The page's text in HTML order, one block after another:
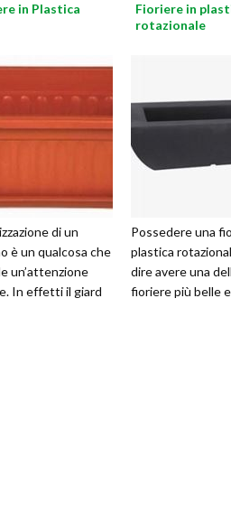
in Plastica
di un
è un qualcosa che
un’attenzione
In effetti il giard
Fioriere in
rotazionale
Possedere una
plastica
dire avere una
fioriere più belle